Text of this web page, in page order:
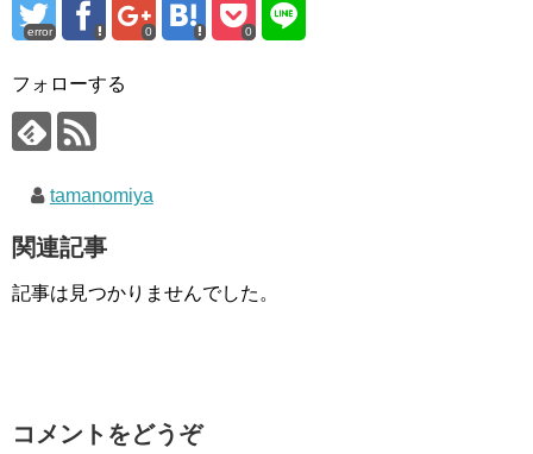
error 0 0
フォローする
tamanomiya
関連記事
記事は見つかりませんでした。
コメントをどうぞ